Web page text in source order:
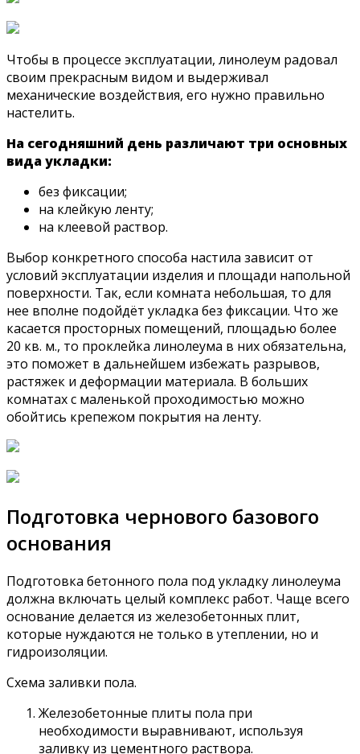
Чтобы в процессе эксплуатации, линолеум радовал
своим прекрасным видом и выдерживал
механические воздействия, его нужно правильно
настелить.
На сегодняшний день различают три основных
вида укладки:
без фиксации;
на клейкую ленту;
на клеевой раствор.
Выбор конкретного способа настила зависит от
условий эксплуатации изделия и площади напольной
поверхности. Так, если комната небольшая, то для
нее вполне подойдёт укладка без фиксации. Что же
касается просторных помещений, площадью более
20 кв. м., то проклейка линолеума в них обязательна,
это поможет в дальнейшем избежать разрывов,
растяжек и деформации материала. В больших
комнатах с маленькой проходимостью можно
обойтись крепежом покрытия на ленту.
Подготовка чернового базового
основания
Подготовка бетонного пола под укладку линолеума
должна включать целый комплекс работ. Чаще всего
основание делается из железобетонных плит,
которые нуждаются не только в утеплении, но и
гидроизоляции.
Схема заливки пола.
Железобетонные плиты пола при
необходимости выравнивают, используя
заливку из цементного раствора.